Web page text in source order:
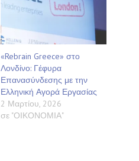
«Rebrain Greece» στο
Λονδίνο: Γέφυρα
Επανασύνδεσης με την
Ελληνική Αγορά Εργασίας
2 Μαρτίου, 2026
σε "ΟΙΚΟΝΟΜΙΑ"